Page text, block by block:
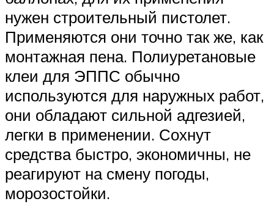
нужен строительный пистолет.
Применяются они точно так же, как
монтажная пена. Полиуретановые
клеи для ЭППС обычно
используются для наружных работ,
они обладают сильной адгезией,
легки в применении. Сохнут
средства быстро, экономичны, не
реагируют на смену погоды,
морозостойки.